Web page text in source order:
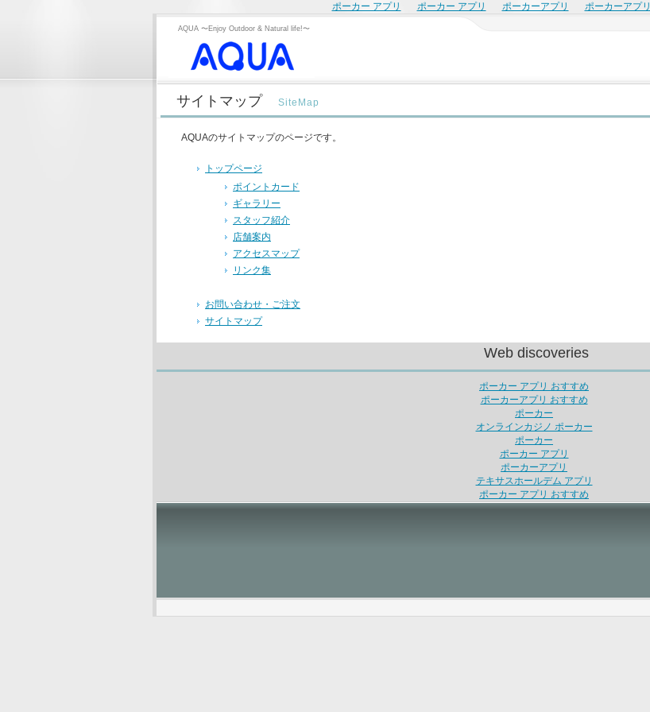
ポーカー アプリ ポーカー アプリ ポーカーアプリ ポーカーアプリ
AQUA 〜Enjoy Outdoor & Natural life!〜
サイトマップ SiteMap
AQUAのサイトマップのページです。
トップページ
ポイントカード
ギャラリー
スタッフ紹介
店舗案内
アクセスマップ
リンク集
お問い合わせ・ご注文
サイトマップ
Web discoveries
ポーカー アプリ おすすめ
ポーカーアプリ おすすめ
ポーカー
オンラインカジノ ポーカー
ポーカー
ポーカー アプリ
ポーカーアプリ
テキサスホールデム アプリ
ポーカー アプリ おすすめ